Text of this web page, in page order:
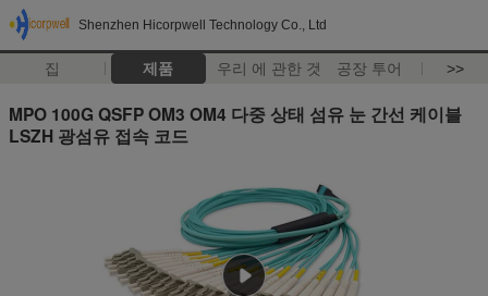
Shenzhen Hicorpwell Technology Co., Ltd
집 제품 우리 에 관한 것 공장 투어 >>
MPO 100G QSFP OM3 OM4 다중 상태 섬유 눈 간선 케이블
LSZH 광섬유 접속 코드